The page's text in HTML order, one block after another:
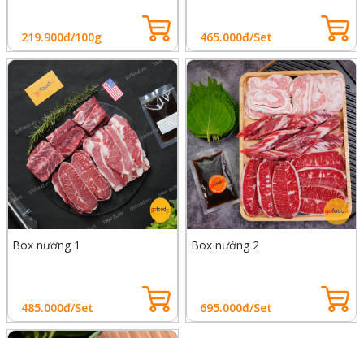
219.900đ/100g 465.000đ/Set
Box nướng 1
485.000đ/Set
Box nướng 2
695.000đ/Set